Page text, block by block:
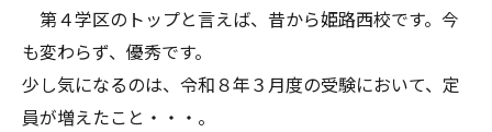
第４学区のトップと言えば、昔から姫路西校です。今
も変わらず、優秀です。
少し気になるのは、令和８年３月度の受験において、定
員が増えたこと・・・。